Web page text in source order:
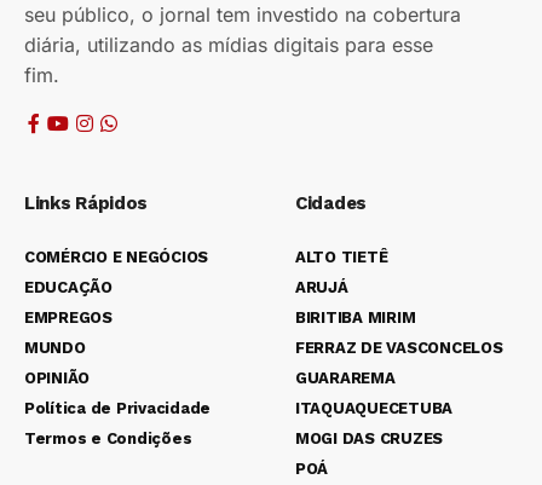
seu público, o jornal tem investido na cobertura
diária, utilizando as mídias digitais para esse
fim.
Links Rápidos
COMÉRCIO E NEGÓCIOS
EDUCAÇÃO
EMPREGOS
MUNDO
OPINIÃO
Política de Privacidade
Termos e Condições
Cidades
ALTO TIETÊ
ARUJÁ
BIRITIBA MIRIM
FERRAZ DE VASCONCELOS
GUARAREMA
ITAQUAQUECETUBA
MOGI DAS CRUZES
POÁ